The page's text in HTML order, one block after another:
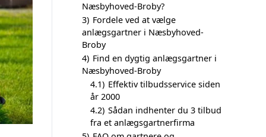
Næsbyhoved-Broby?
3) Fordele ved at vælge
anlægsgartner i Næsbyhoved-
Broby
4) Find en dygtig anlægsgartner i
Næsbyhoved-Broby
4.1) Effektiv tilbudsservice siden
år 2000
4.2) Sådan indhenter du 3 tilbud
fra et anlægsgartnerfirma